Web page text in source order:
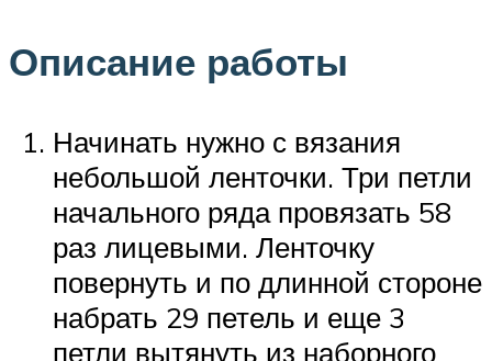
Описание работы
Начинать нужно с вязания
небольшой ленточки. Три петли
начального ряда провязать 58
раз лицевыми. Ленточку
повернуть и по длинной стороне
набрать 29 петель и еще 3
петли вытянуть из наборного